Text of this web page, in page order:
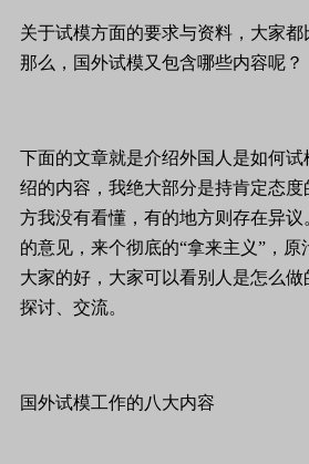
关于试模方面的要求与资料，大家都
那么，国外试模又包含哪些内容呢？
下面的文章就是介绍外国人是如何
绍的内容，我绝大部分是持肯定态
方我没有看懂，有的地方则存在异议
的意见，来个彻底的“拿来主义”，
大家的好，大家可以看别人是怎么
探讨、交流。
国外试模工作的八大内容